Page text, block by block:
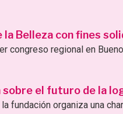
Belleza con fines
congreso regional en
sobre el futuro de la
fundación organiza una